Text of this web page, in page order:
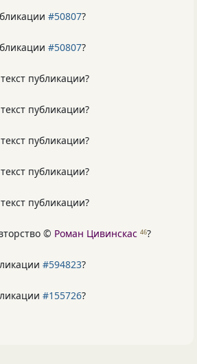
#50807?
#50807?
публикации?
публикации?
публикации?
публикации?
публикации?
© Роман Цивинскас 46?
#594823?
#155726?